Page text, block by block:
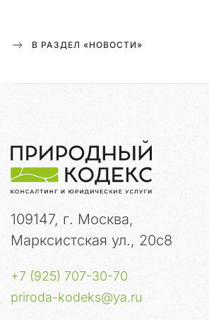
В РАЗДЕЛ «НОВОСТИ»
109147, г. Москва,
Марксистская ул., 20с8
+7 (925) 707-30-70
priroda-kodeks@ya.ru
ц
в
и
т
р
н
а
В
е